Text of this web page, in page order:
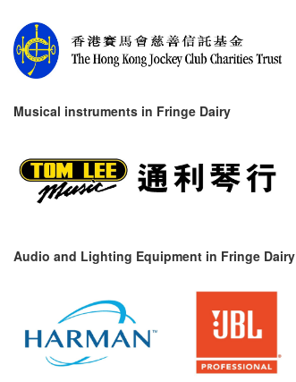
Musical instruments in Fringe Dairy
Audio and Lighting Equipment in Fringe Dairy